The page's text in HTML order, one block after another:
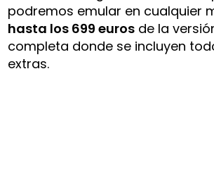
podremos emular en cualquier
hasta los 699 euros de la
completa donde se incluyen
extras.